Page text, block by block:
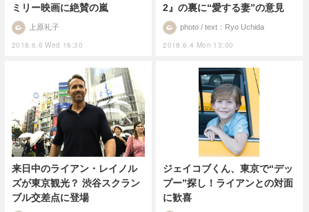
ミリー映画に絶賛の嵐
2018.6.6 Wed 16:30
上原礼子
2』の裏に“愛する妻”の意見
2018.6.4 Mon 13:00
photo / text：Ryo Uchida
来日中のライアン・レイノル
ズが東京観光？ 渋谷スクラン
ブル交差点に登場
ジェイコブくん、東京で“デッ
プー”探し！ライアンとの対面
に歓喜